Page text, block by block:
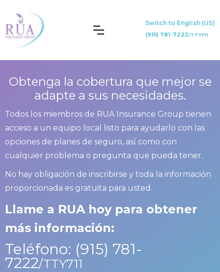
Switch to English (US)
(915) 781-7222/TTY711
Obtenga la cobertura que mejor se
adapte a sus necesidades.
Todos los miembros de RUA Insurance Group tienen
acceso a un equipo local listo para ayudarlo con las
opciones de planes de seguro, así como con
cualquier problema o pregunta que pueda tener.
No hay obligación de inscribirse y toda la información
proporcionada es gratuita para usted.
Llame a RUA hoy para obtener
más información:
Teléfono: (915) 781-
7222/TTY711